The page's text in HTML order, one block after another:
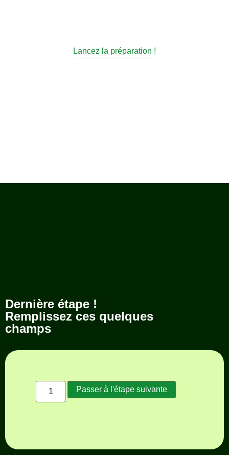
Lancez la préparation !
Dernière étape !
Remplissez ces quelques
champs
Passer à l'étape suivante